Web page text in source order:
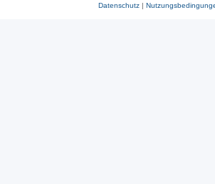
Datenschutz|